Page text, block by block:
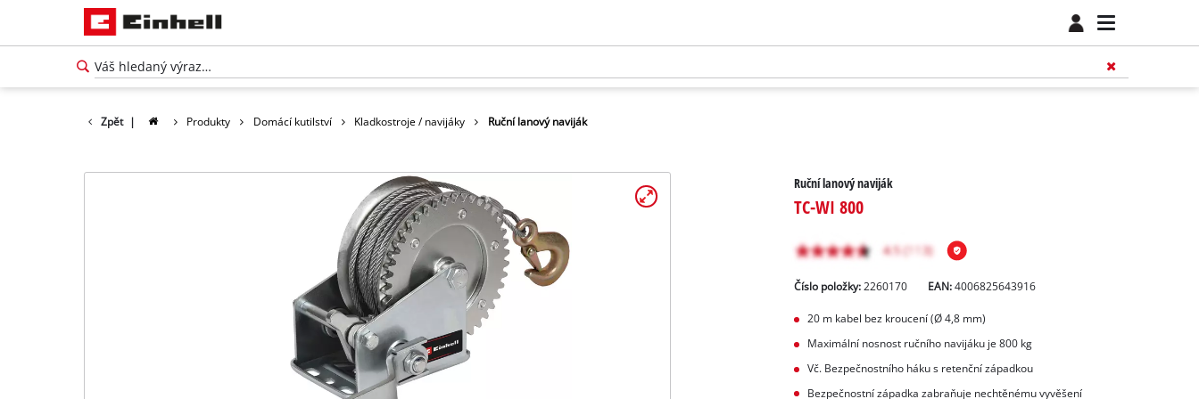
Zpět | Produkty Domácí kutilství Kladkostroje / navijáky Ruční lanový naviják
Ruční lanový naviják
TC-WI 800
Číslo položky: 2260170 EAN:4006825643916
20 m kabel bez kroucení (Ø 4,8 mm)
Maximální nosnost ručního navijáku je 800 kg
Vč. Bezpečnostního háku s retenční západkou
Bezpečnostní západka zabraňuje nechtěnému vyvěšení